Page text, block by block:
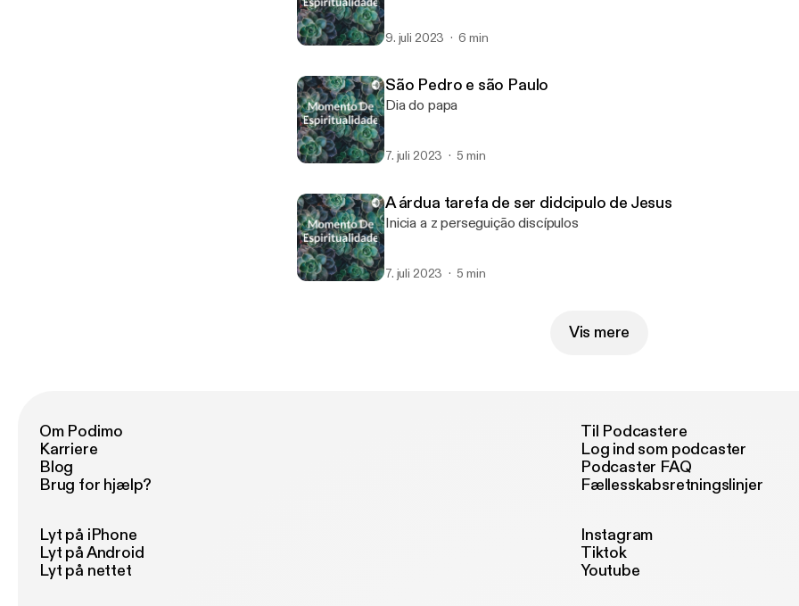
9. juli 2023 6 min
São Pedro e são Paulo
Dia do papa
7. juli 2023 5 min
A árdua tarefa de ser didcipulo de Jesus
Inicia a z perseguição discípulos
7. juli 2023 5 min
Vis mere
Om Podimo
Karriere
Blog
Brug for hjælp?
Til Podcastere
Log ind som podcaster
Podcaster FAQ
Fællesskabsretningslinjer
Lyt på iPhone
Lyt på Android
Lyt på nettet
Instagram
Tiktok
Youtube